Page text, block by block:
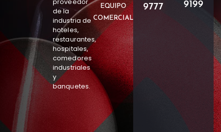
proveedor
de la
industria de
hoteles,
restaurantes,
hospitales,
comedores
industriales
y
banquetes.
EQUIPO
COMERCIAL
9777
9199